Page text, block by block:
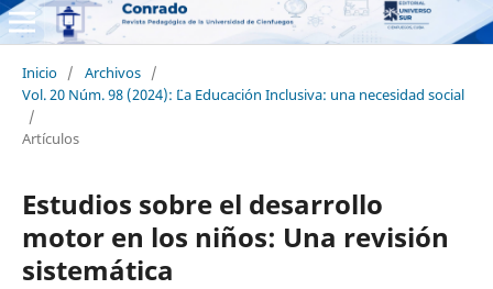
Inicio / Archivos /
Vol. 20 Núm. 98 (2024): ¨¨La Educación Inclusiva: una necesidad social
/
Artículos
Estudios sobre el desarrollo
motor en los niños: Una revisión
sistemática